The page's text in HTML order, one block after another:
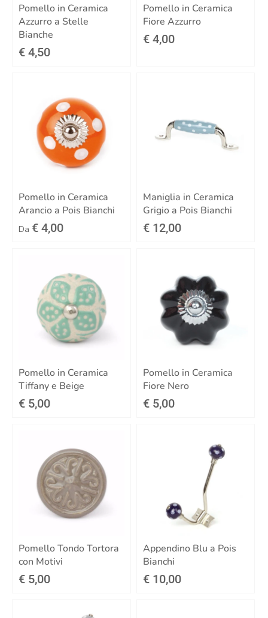
Pomello in Ceramica
Azzurro a Stelle
Bianche
€ 4,50
Pomello in Ceramica
Fiore Azzurro
€ 4,00
Pomello in Ceramica
Arancio a Pois Bianchi
Da € 4,00
Maniglia in Ceramica
Grigio a Pois Bianchi
€ 12,00
Pomello in Ceramica
Tiffany e Beige
€ 5,00
Pomello in Ceramica
Fiore Nero
€ 5,00
Pomello Tondo Tortora
con Motivi
€ 5,00
Appendino Blu a Pois
Bianchi
€ 10,00